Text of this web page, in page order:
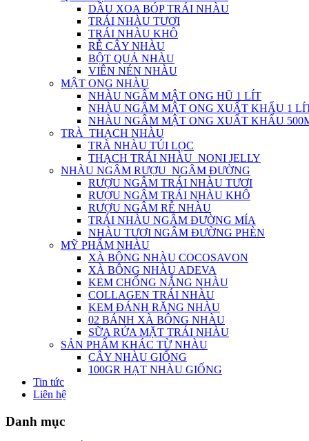
DẦU XOA BÓP TRÁI NHÀU
TRÁI NHÀU TƯƠI
TRÁI NHÀU KHÔ
RỄ CÂY NHÀU
BỘT QUẢ NHÀU
VIÊN NÉN NHÀU
MẬT ONG NHÀU
NHÀU NGÂM MẬT ONG HŨ 1 LÍT
NHÀU NGÂM MẬT ONG XUẤT KHẨU 1
NHÀU NGÂM MẬT ONG XUẤT KHẨU
TRÀ_THẠCH NHÀU
TRÀ NHÀU TÚI LỌC
THẠCH TRÁI NHÀU_NONI JELLY
NHÀU NGÂM RƯỢU_NGÂM ĐƯỜNG
RƯỢU NGÂM TRÁI NHÀU TƯƠI
RƯỢU NGÂM TRÁI NHÀU KHÔ
RƯỢU NGÂM RỄ NHÀU
TRÁI NHÀU NGÂM ĐƯỜNG MÍA
NHÀU TƯƠI NGÂM ĐƯỜNG PHÈN
MỸ PHẨM NHÀU
XÀ BÔNG NHÀU COCOSAVON
XÀ BÔNG NHÀU ADEVA
KEM CHỐNG NẮNG NHÀU
COLLAGEN TRÁI NHÀU
KEM ĐÁNH RĂNG NHÀU
02 BÁNH XÀ BÔNG NHÀU
SỮA RỬA MẶT TRÁI NHÀU
SẢN PHẨM KHÁC TỪ NHÀU
CÂY NHÀU GIỐNG
100GR HẠT NHÀU GIỐNG
Tin tức
Liên hệ
Danh mục